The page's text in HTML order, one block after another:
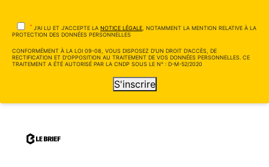
* J'AI LU ET J'ACCEPTE LA NOTICE LÉGALE , NOTAMMENT LA MENTION RELATIVE À LA
PROTECTION DES DONNÉES PERSONNELLES
CONFORMÉMENT À LA LOI 09-08, VOUS DISPOSEZ D'UN DROIT D'ACCÈS, DE
RECTIFICATION ET D'OPPOSITION AU TRAITEMENT DE VOS DONNÉES PERSONNELLES. CE
TRAITEMENT A ÉTÉ AUTORISÉ PAR LA CNDP SOUS LE N° : D-M-52/2020
S'inscrire